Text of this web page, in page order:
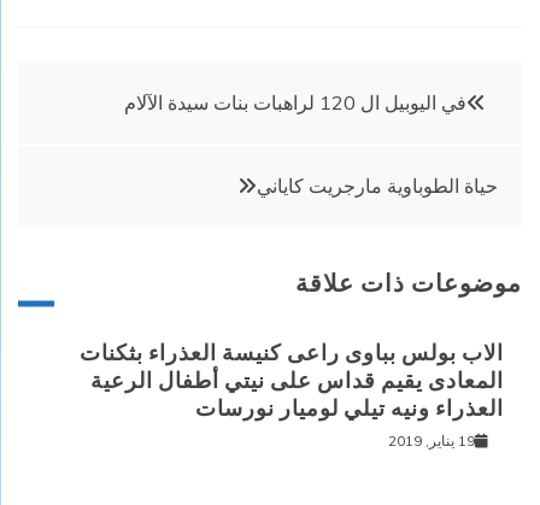
تصفّح
في اليوبيل ال 120 لراهبات بنات سيدة الآلام
حياة الطوباوية مارجريت كاياني
موضوعات ذات علاقة
الاب بولس بباوى راعى كنيسة العذراء بثكنات
المعادى يقيم قداس على نيتي أطفال الرعية
العذراء ونيه تيلي لوميار نورسات
19 يناير, 2019